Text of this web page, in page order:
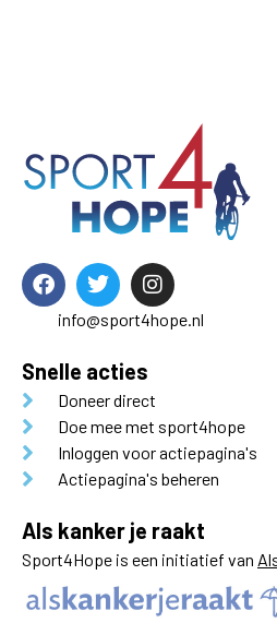
info@sport4hope.nl
Snelle acties
Doneer direct
Doe mee met sport4hope
Inloggen voor actiepagina's
Actiepagina's beheren
Als kanker je raakt
Sport4Hope is een initiatief van